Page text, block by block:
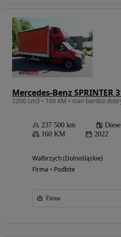
237 500 km
160 KM
2022
Wałbrzych (Dolnośląskie)
Firma • Podbite
Firma